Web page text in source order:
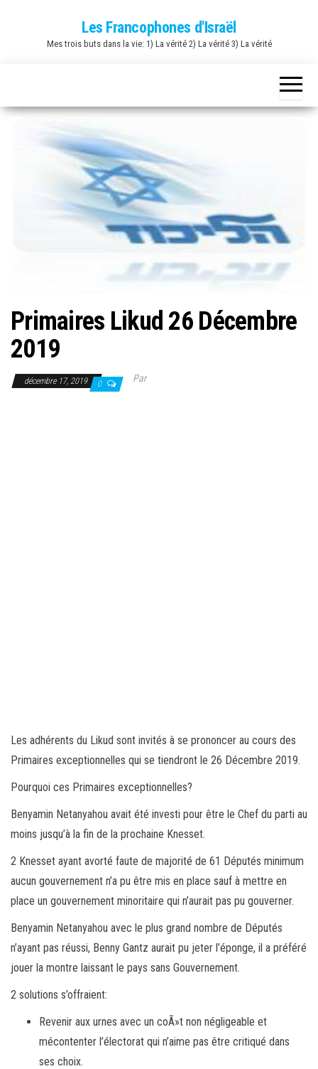
Les Francophones d'Israël
Mes trois buts dans la vie: 1) La vérité 2) La vérité 3) La vérité
Primaires Likud 26 Décembre
2019
décembre 17, 2019 0 Par
Les adhérents du Likud sont invités à se prononcer au cours des
Primaires exceptionnelles qui se tiendront le 26 Décembre 2019.
Pourquoi ces Primaires exceptionnelles?
Benyamin Netanyahou avait été investi pour être le Chef du parti au
moins jusqu’à la fin de la prochaine Knesset.
2 Knesset ayant avorté faute de majorité de 61 Députés minimum
aucun gouvernement n’a pu être mis en place sauf à mettre en
place un gouvernement minoritaire qui n’aurait pas pu gouverner.
Benyamin Netanyahou avec le plus grand nombre de Députés
n’ayant pas réussi, Benny Gantz aurait pu jeter l’éponge, il a préféré
jouer la montre laissant le pays sans Gouvernement.
2 solutions s’offraient:
Revenir aux urnes avec un coÃ»t non négligeable et
mécontenter l’électorat qui n’aime pas être critiqué dans
ses choix.